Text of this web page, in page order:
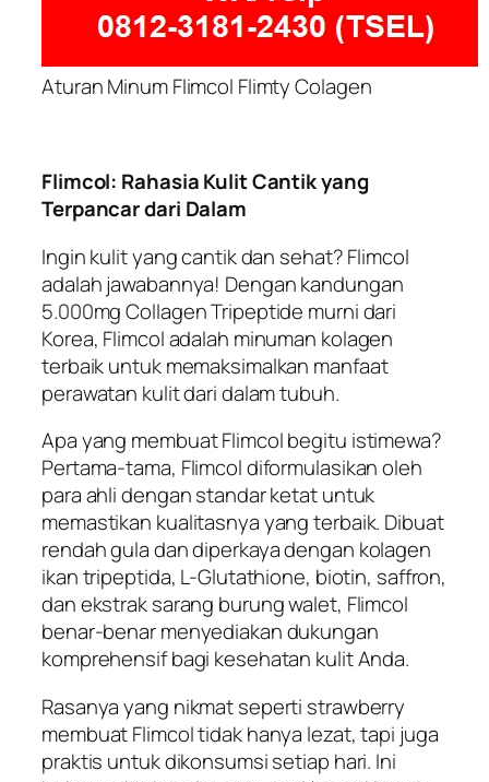
Aturan Minum Flimcol Flimty Colagen
Flimcol: Rahasia Kulit Cantik yang
Terpancar dari Dalam
Ingin kulit yang cantik dan sehat? Flimcol
adalah jawabannya! Dengan kandungan
5.000mg Collagen Tripeptide murni dari
Korea, Flimcol adalah minuman kolagen
terbaik untuk memaksimalkan manfaat
perawatan kulit dari dalam tubuh.
Apa yang membuat Flimcol begitu istimewa?
Pertama-tama, Flimcol diformulasikan oleh
para ahli dengan standar ketat untuk
memastikan kualitasnya yang terbaik. Dibuat
rendah gula dan diperkaya dengan kolagen
ikan tripeptida, L-Glutathione, biotin, saffron,
dan ekstrak sarang burung walet, Flimcol
benar-benar menyediakan dukungan
komprehensif bagi kesehatan kulit Anda.
Rasanya yang nikmat seperti strawberry
membuat Flimcol tidak hanya lezat, tapi juga
praktis untuk dikonsumsi setiap hari. Ini